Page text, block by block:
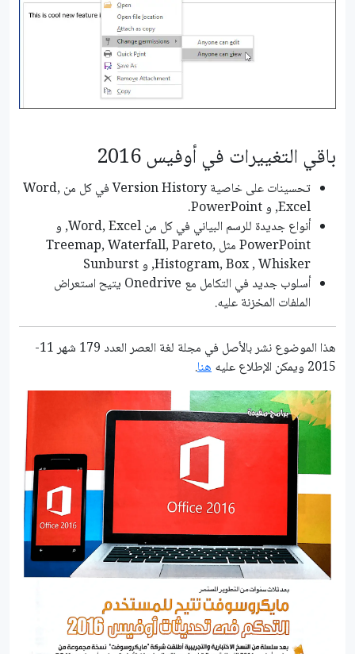
باقي التغييرات في أوفيس 2016
تحسينات على خاصية Version History في كل من Word,
Excel, و PowerPoint.
أنواع جديدة للرسم البياني في كل من Word, Excel, و
PowerPoint مثل Treemap, Waterfall, Pareto,
Histogram, Box , Whisker, و Sunburst
أسلوب جديد في التكامل مع Onedrive يتيح استعراض
الملفات المخزنة عليه.
هذا الموضوع نشر باﻷصل في مجلة لغة العصر العدد 179 شهر 11-
2015 ويمكن الإطلاع عليه
هنا.